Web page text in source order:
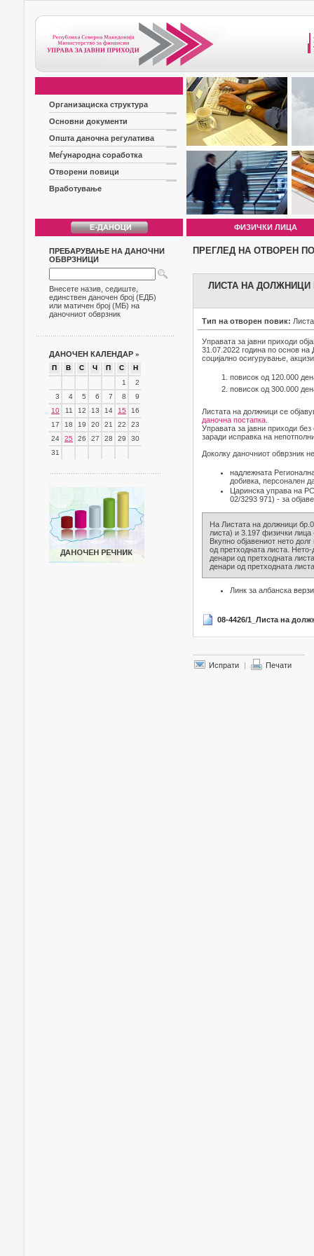
Организациска структура
Основни документи
Општа даночна регулатива
Меѓународна соработка
Отворени повици
Вработување
ФИЗИЧКИ ЛИЦА
ПРЕБАРУВАЊЕ НА ДАНОЧНИ
ОБВРЗНИЦИ
Внесете назив, седиште,
единствен даночен број (ЕДБ)
или матичен број (МБ) на
даночниот обврзник
ДАНОЧЕН КАЛЕНДАР »
П В С Ч П С
Н
1
2
3
4 5 6 7 8
9
10
11 12 13 14 15
16
17
18 19 20 21 22
23
24
25 26 27 28 29
30
31
ПРЕГЛЕД НА ОТВОРЕН
ЛИСТА НА ДОЛЖНИЦИ
Тип на отворен повик:
Управата за јавни приходи
31.07.2022 година по основ
социјално осигурување,
повисок од 120.000
повисок од 300.000
Листата на должници се
даночна постапка
Управата за јавни приходи
заради исправка на
Доколку даночниот обврзник
надлежната
добивка, персонален
Царинска управа на
02/3293 971) - за
На Листата на должници
листа) и 3.197 физички лица
Вкупно објавениот нето
од претходната листа.
денари од претходната
денари од претходната
Линк за албанска
08-4426/1_Листа на
Испрати | Печати